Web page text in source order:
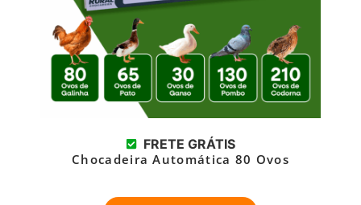
FRETE GRÁTIS
Chocadeira Automática 80 Ovos